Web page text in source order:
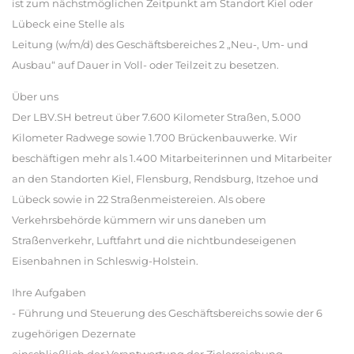
ist zum nächstmöglichen Zeitpunkt am Standort Kiel oder
Lübeck eine Stelle als
Leitung (w/m/d) des Geschäftsbereiches 2 „Neu-, Um- und
Ausbau“ auf Dauer in Voll- oder Teilzeit zu besetzen.
Über uns
Der LBV.SH betreut über 7.600 Kilometer Straßen, 5.000
Kilometer Radwege sowie 1.700 Brückenbauwerke. Wir
beschäftigen mehr als 1.400 Mitarbeiterinnen und Mitarbeiter
an den Standorten Kiel, Flensburg, Rendsburg, Itzehoe und
Lübeck sowie in 22 Straßenmeistereien. Als obere
Verkehrsbehörde kümmern wir uns daneben um
Straßenverkehr, Luftfahrt und die nichtbundeseigenen
Eisenbahnen in Schleswig-Holstein.
Ihre Aufgaben
- Führung und Steuerung des Geschäftsbereichs sowie der 6
zugehörigen Dezernate